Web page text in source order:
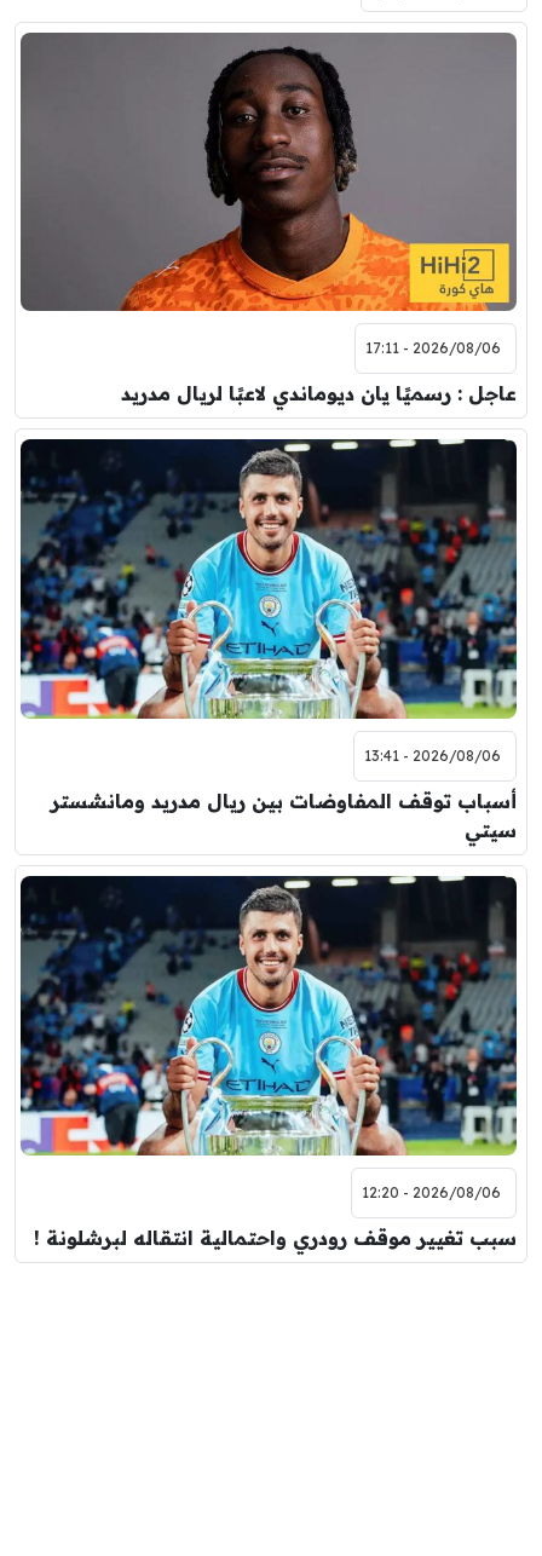
2026/08/06 - 17:11
عاجل : رسميًا يان ديوماندي لاعبًا لريال مدريد
2026/08/06 - 13:41
أسباب توقف المفاوضات بين ريال مدريد ومانشستر
سيتي
2026/08/06 - 12:20
سبب تغيير موقف رودري واحتمالية انتقاله لبرشلونة !